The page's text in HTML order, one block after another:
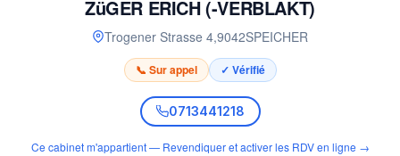
ZüGER ERICH (-VERBLAKT)
Trogener Strasse 4,9042SPEICHER
📞 Sur appel ✓ Vérifié
0713441218
Ce cabinet m'appartient — Revendiquer et activer les RDV en ligne →